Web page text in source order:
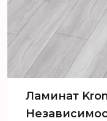
Ламинат